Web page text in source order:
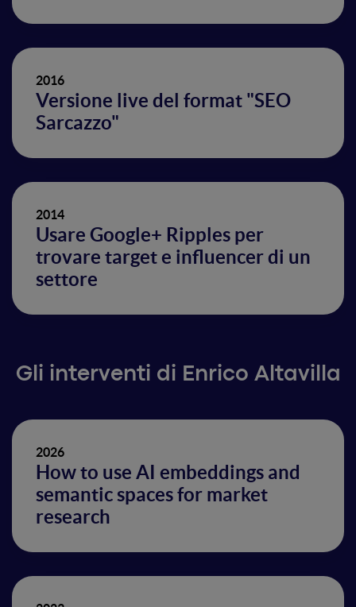
2016
Versione live del format "SEO
Sarcazzo"
2014
Usare Google+ Ripples per
trovare target e influencer di un
settore
Gli interventi di Enrico Altavilla
2026
How to use AI embeddings and
semantic spaces for market
research